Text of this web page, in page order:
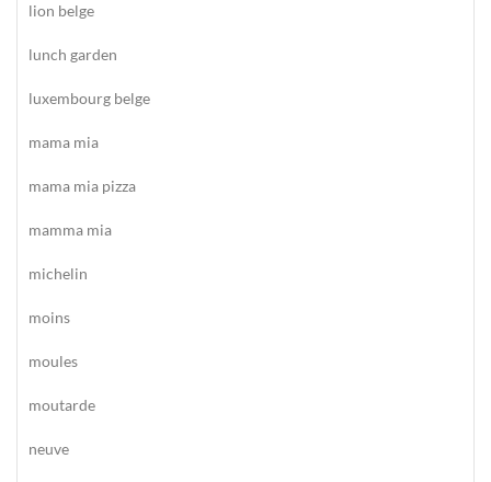
lion belge
lunch garden
luxembourg belge
mama mia
mama mia pizza
mamma mia
michelin
moins
moules
moutarde
neuve